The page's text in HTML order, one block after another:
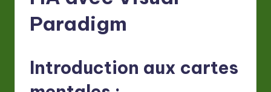
Paradigm
Introduction aux cartes